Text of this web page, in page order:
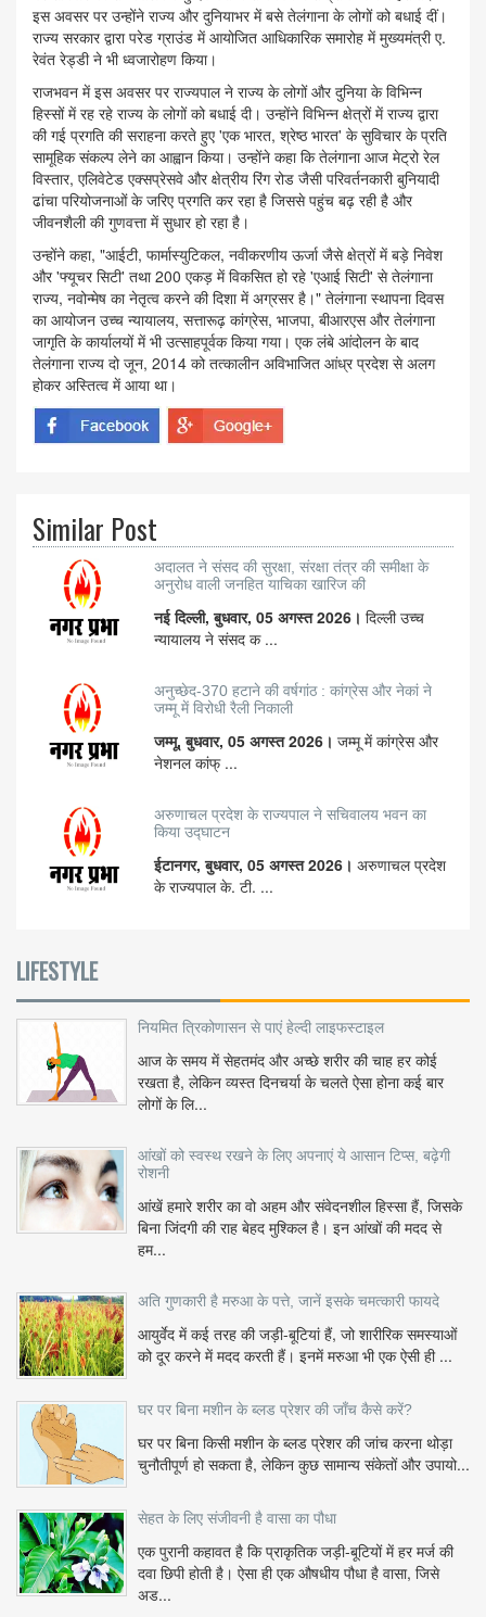
इस अवसर पर उन्होंने राज्य और दुनियाभर में बसे तेलंगाना के लोगों को बधाई दीं।
राज्य सरकार द्वारा परेड ग्राउंड में आयोजित आधिकारिक समारोह में मुख्यमंत्री ए.
रेवंत रेड्डी ने भी ध्वजारोहण किया।
राजभवन में इस अवसर पर राज्यपाल ने राज्य के लोगों और दुनिया के विभिन्न
हिस्सों में रह रहे राज्य के लोगों को बधाई दी। उन्होंने विभिन्न क्षेत्रों में राज्य द्वारा
की गई प्रगति की सराहना करते हुए 'एक भारत, श्रेष्ठ भारत' के सुविचार के प्रति
सामूहिक संकल्प लेने का आह्वान किया। उन्होंने कहा कि तेलंगाना आज मेट्रो रेल
विस्तार, एलिवेटेड एक्सप्रेसवे और क्षेत्रीय रिंग रोड जैसी परिवर्तनकारी बुनियादी
ढांचा परियोजनाओं के जरिए प्रगति कर रहा है जिससे पहुंच बढ़ रही है और
जीवनशैली की गुणवत्ता में सुधार हो रहा है।
उन्होंने कहा, "आईटी, फार्मास्युटिकल, नवीकरणीय ऊर्जा जैसे क्षेत्रों में बड़े निवेश
और 'फ्यूचर सिटी' तथा 200 एकड़ में विकसित हो रहे 'एआई सिटी' से तेलंगाना
राज्य, नवोन्मेष का नेतृत्व करने की दिशा में अग्रसर है।" तेलंगाना स्थापना दिवस
का आयोजन उच्च न्यायालय, सत्तारूढ़ कांग्रेस, भाजपा, बीआरएस और तेलंगाना
जागृति के कार्यालयों में भी उत्साहपूर्वक किया गया। एक लंबे आंदोलन के बाद
तेलंगाना राज्य दो जून, 2014 को तत्कालीन अविभाजित आंध्र प्रदेश से अलग
होकर अस्तित्व में आया था।
Similar Post
अदालत ने संसद की सुरक्षा, संरक्षा तंत्र की समीक्षा के
अनुरोध वाली जनहित याचिका खारिज की
नई दिल्ली, बुधवार, 05 अगस्त 2026। दिल्ली उच्च
न्यायालय ने संसद क ...
अनुच्छेद-370 हटाने की वर्षगांठ : कांग्रेस और नेकां ने
जम्मू में विरोधी रैली निकाली
जम्मू, बुधवार, 05 अगस्त 2026। जम्मू में कांग्रेस और
नेशनल कांफ् ...
अरुणाचल प्रदेश के राज्यपाल ने सचिवालय भवन का
किया उद्घाटन
ईटानगर, बुधवार, 05 अगस्त 2026। अरुणाचल प्रदेश
के राज्यपाल के. टी. ...
LIFESTYLE
नियमित त्रिकोणासन से पाएं हेल्दी लाइफस्टाइल
आज के समय में सेहतमंद और अच्छे शरीर की चाह हर कोई
रखता है, लेकिन व्यस्त दिनचर्या के चलते ऐसा होना कई बार
लोगों के लि...
आंखों को स्वस्थ रखने के लिए अपनाएं ये आसान टिप्स, बढ़ेगी
रोशनी
आंखें हमारे शरीर का वो अहम और संवेदनशील हिस्सा हैं, जिसके
बिना जिंदगी की राह बेहद मुश्किल है। इन आंखों की मदद से
हम...
अति गुणकारी है मरुआ के पत्ते, जानें इसके चमत्कारी फायदे
आयुर्वेद में कई तरह की जड़ी-बूटियां हैं, जो शारीरिक समस्याओं
को दूर करने में मदद करती हैं। इनमें मरुआ भी एक ऐसी ही ...
घर पर बिना मशीन के ब्लड प्रेशर की जाँच कैसे करें?
घर पर बिना किसी मशीन के ब्लड प्रेशर की जांच करना थोड़ा
चुनौतीपूर्ण हो सकता है, लेकिन कुछ सामान्य संकेतों और उपायो...
सेहत के लिए संजीवनी है वासा का पौधा
एक पुरानी कहावत है कि प्राकृतिक जड़ी-बूटियों में हर मर्ज की
दवा छिपी होती है। ऐसा ही एक औषधीय पौधा है वासा, जिसे
अड...